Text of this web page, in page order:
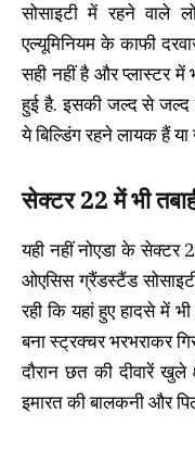
सोसाइटी में रहने वाले
एल्यूमिनियम के काफी
सही नहीं है और प्लास्टर में
हुई है. इसकी जल्द से जल्द
ये बिल्डिंग रहने लायक हैं
सेक्टर 22 में भी
यही नहीं नोएडा के सेक्टर
ओएसिस ग्रैंडस्टैंड
रही कि यहां हुए हादसे में
बना स्ट्रक्चर भरभराकर
दौरान छत की दीवारें
इमारत की बालकनी और